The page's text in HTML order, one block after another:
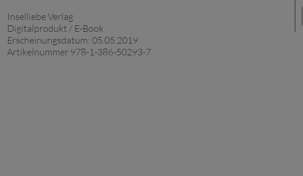
Inselliebe Verlag
Digitalprodukt / E-Book
Erscheinungsdatum: 05.05.2019
Artikelnummer 978-1-386-50293-7